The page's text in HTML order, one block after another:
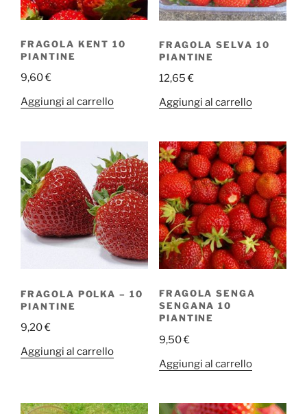
FRAGOLA KENT 10
PIANTINE
9,60€
Aggiungi al carrello
FRAGOLA SELVA 10
PIANTINE
12,65€
Aggiungi al carrello
FRAGOLA POLKA – 10
PIANTINE
9,20€
Aggiungi al carrello
FRAGOLA SENGA
SENGANA 10
PIANTINE
9,50€
Aggiungi al carrello